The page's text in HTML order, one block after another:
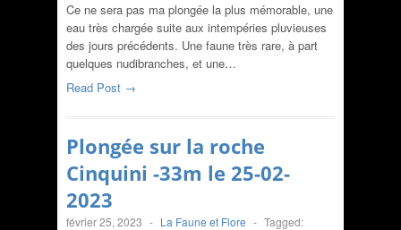
Ce ne sera pas ma plongée la plus mémorable, une
eau très chargée suite aux intempéries pluvieuses
des jours précédents. Une faune très rare, à part
quelques nudibranches, et une…
Read Post →
Plongée sur la roche
Cinquini -33m le 25-02-
2023
février 25, 2023 - La Faune et Flore - Tagged: